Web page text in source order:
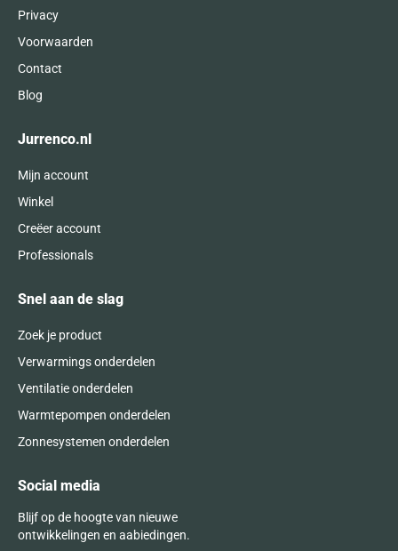
Privacy
Voorwaarden
Contact
Blog
Jurrenco.nl
Mijn account
Winkel
Creëer account
Professionals
Snel aan de slag
Zoek je product
Verwarmings onderdelen
Ventilatie onderdelen
Warmtepompen onderdelen
Zonnesystemen onderdelen
Social media
Blijf op de hoogte van nieuwe
ontwikkelingen en aabiedingen.